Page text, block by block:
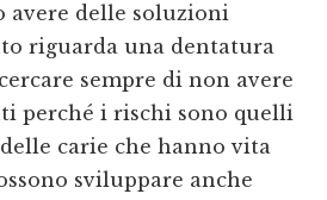
avere delle soluzioni
riguarda una dentatura
sempre di non avere
perché i rischi sono quelli
carie che hanno vita
sviluppare anche